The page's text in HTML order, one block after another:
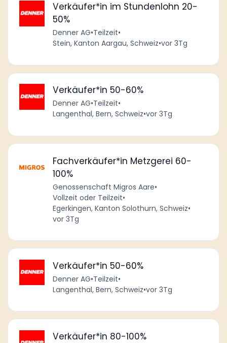
Verkäufer*in im Stundenlohn 20-
50%
Denner AG•Teilzeit•
Stein, Kanton Aargau, Schweiz•vor 3Tg
Verkäufer*in 50-60%
Denner AG•Teilzeit•
Langenthal, Bern, Schweiz•vor 3Tg
Fachverkäufer*in Metzgerei 60-
100%
Genossenschaft Migros Aare•
Vollzeit oder Teilzeit•
Egerkingen, Kanton Solothurn, Schweiz•
vor 3Tg
Verkäufer*in 50-60%
Denner AG•Teilzeit•
Langenthal, Bern, Schweiz•vor 3Tg
Verkäufer*in 80-100%